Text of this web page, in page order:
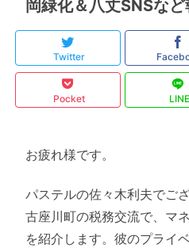
岡緑化＆八丈SNSな
Twitter
Pocket LINE
お疲れ様です。
パステルの佐々木利夫でご
古座川町の税務交流で、マ
を紹介します。彼のプライ